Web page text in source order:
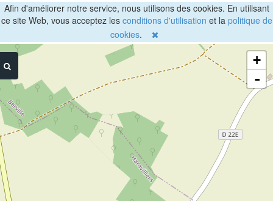
Afin d'améliorer notre service, nous utilisons des cookies. En utilisant
ce site Web, vous acceptez les conditions d'utilisation et la politique de
cookies.
+
-